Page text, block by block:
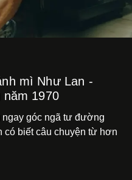
mì Như Lan -
1970
góc ngã tư đường
có biết câu chuyện từ hơn